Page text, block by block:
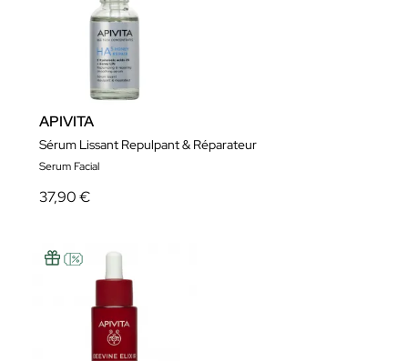
APIVITA
Sérum Lissant Repulpant & Réparateur
Serum Facial
37,90 €